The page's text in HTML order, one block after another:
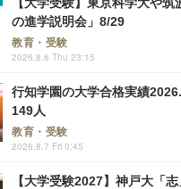
の進学説明会」8/29
教育・受験
2026.8.6 Thu 23:15
行知学園の大学合格実績
149人
教育・受験
2026.8.7 Fri 0:45
【大学受験2027】神戸大「